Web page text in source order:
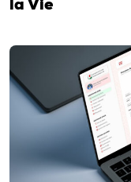
FAQ Consultants
FAQ Consultants
FAQ Clients
la Vie